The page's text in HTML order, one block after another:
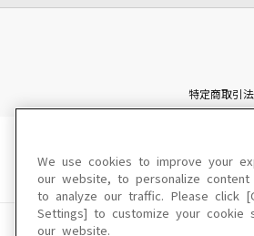
特定商取引
このサイ
We use cookies to improve your
our website, to personalize content
to analyze our traffic. Please click
Settings] to customize your cookie
our website.